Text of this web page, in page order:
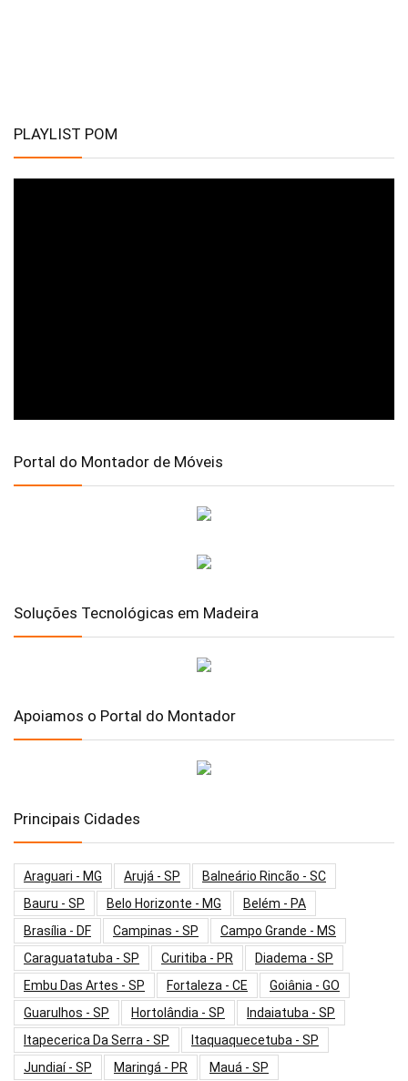
PLAYLIST POM
Portal do Montador de Móveis
Soluções Tecnológicas em Madeira
Apoiamos o Portal do Montador
Principais Cidades
Araguari - MG Arujá - SP
Balneário Rincão - SC
Bauru - SP
Belo Horizonte - MG
Belém - PA
Brasília - DF
Campinas - SP
Campo Grande - MS
Caraguatatuba - SP
Curitiba - PR
Diadema - SP
Embu Das Artes - SP
Fortaleza - CE
Goiânia - GO
Guarulhos - SP
Hortolândia - SP
Indaiatuba - SP
Itapecerica Da Serra - SP
Itaquaquecetuba - SP
Jundiaí - SP
Maringá - PR
Mauá - SP